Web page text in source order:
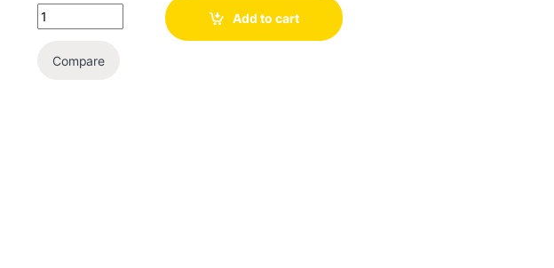
Add to cart
Compare